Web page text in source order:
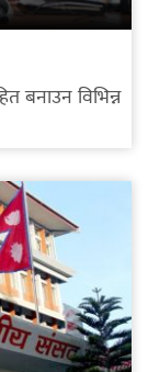
बनाउन विभिन्न